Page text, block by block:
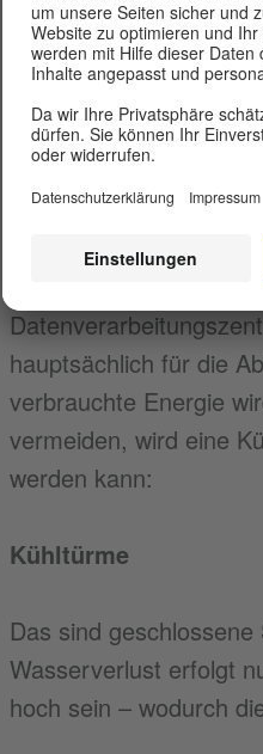
Anfragen. Nach dem
verbrauchenden
Zwecken:
Kühlung der
hauptsächlich für die
verbrauchte Energie
vermeiden, wird eine
werden kann:
Kühltürme
Das sind
Wasserverlust erfolgt
hoch sein – wodurch